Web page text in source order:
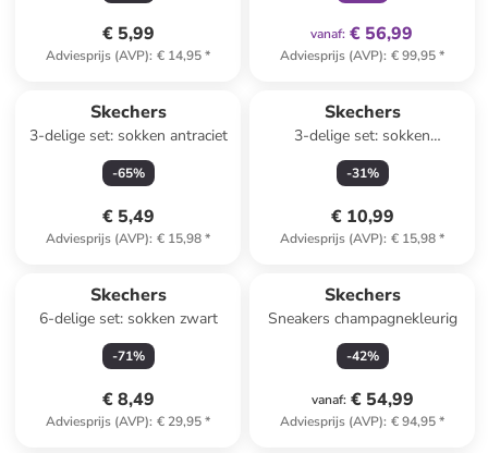
€ 5,99
Adviesprijs (AVP): € 14,95*
vanaf: € 56,99
Adviesprijs (AVP): € 99,95*
Skechers
3-delige set: sokken antraciet
-65%
€ 5,49
Adviesprijs (AVP): € 15,98*
Skechers
3-delige set: sokken
wit/grijs/zwart
-31%
€ 10,99
Adviesprijs (AVP): € 15,98*
Skechers
6-delige set: sokken zwart
-71%
€ 8,49
Adviesprijs (AVP): € 29,95*
Skechers
Sneakers champagnekleurig
-42%
vanaf: € 54,99
Adviesprijs (AVP): € 94,95*